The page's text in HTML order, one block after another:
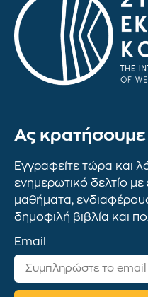
Ας
Εγγραφείτε τώρα και
ενημερωτικό δελτίο με
μαθήματα,
δημοφιλή βιβλία και
Email